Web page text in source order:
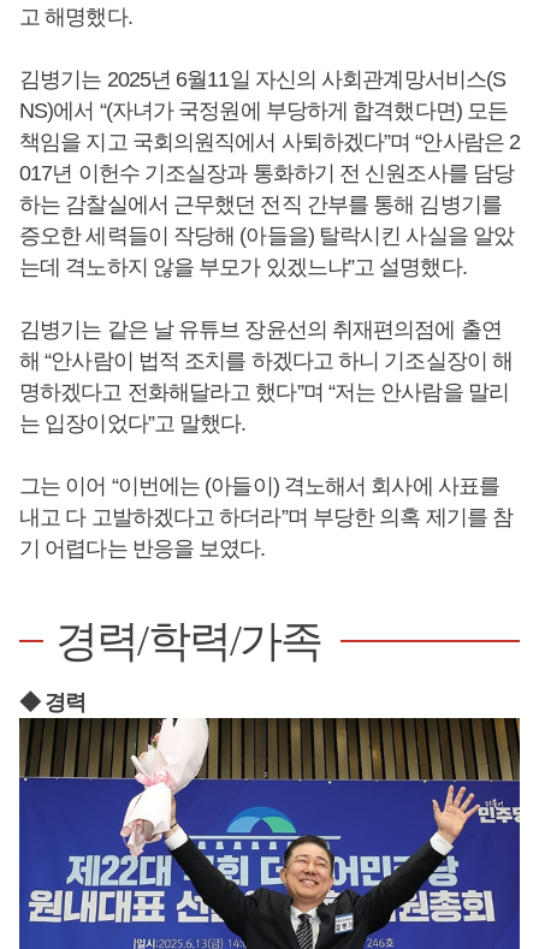
고 해명했다.
김병기는 2025년 6월11일 자신의 사회관계망서비스(S
NS)에서 “(자녀가 국정원에 부당하게 합격했다면) 모든
책임을 지고 국회의원직에서 사퇴하겠다”며 “안사람은 2
017년 이헌수 기조실장과 통화하기 전 신원조사를 담당
하는 감찰실에서 근무했던 전직 간부를 통해 김병기를
증오한 세력들이 작당해 (아들을) 탈락시킨 사실을 알았
는데 격노하지 않을 부모가 있겠느냐”고 설명했다.
김병기는 같은 날 유튜브 장윤선의 취재편의점에 출연
해 “안사람이 법적 조치를 하겠다고 하니 기조실장이 해
명하겠다고 전화해달라고 했다”며 “저는 안사람을 말리
는 입장이었다”고 말했다.
그는 이어 “이번에는 (아들이) 격노해서 회사에 사표를
내고 다 고발하겠다고 하더라”며 부당한 의혹 제기를 참
기 어렵다는 반응을 보였다.
경력/학력/가족
◆ 경력